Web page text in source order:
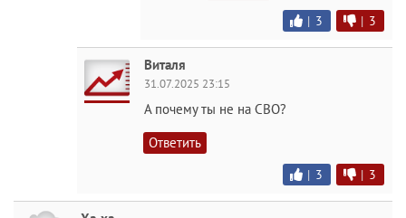
| 3 | 3
Виталя
31.07.2025 23:15
А почему ты не на СВО?
Ответить
| 3 | 3